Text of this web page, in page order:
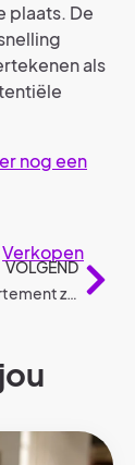
plaats. De
als
nog een
Verkopen
VOLGEND
Ik wil mijn appartement zelf verkopen. Hoe begin ik eraan?